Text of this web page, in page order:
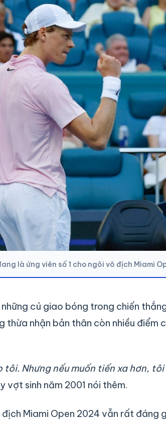
là ứng viên số 1 cho ngôi vô địch Miami
cú giao bóng trong chiến
thừa nhận bản thân còn nhiều điểm
Nhưng nếu muốn tiến xa hơn,
vợt sinh năm 2001 nói thêm.
Miami Open 2024 vẫn rất đáng